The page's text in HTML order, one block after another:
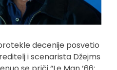
decenije posvetio
i scenarista Džejms